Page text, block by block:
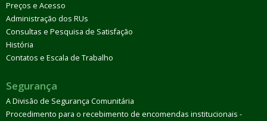
Preços e Acesso
Administração dos RUs
Consultas e Pesquisa de Satisfação
História
Contatos e Escala de Trabalho
Segurança
A Divisão de Segurança Comunitária
Procedimento para o recebimento de encomendas institucionais -